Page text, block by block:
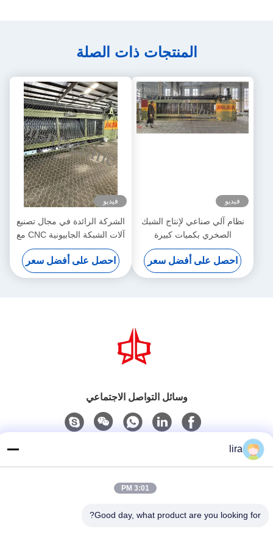
المنتجات ذات الصلة
فيديو
نظام آلي صناعي لإنتاج الشبك
الصخري بكميات كبيرة
احصل على أفضل سعر
فيديو
الشركة الرائدة في مجال تصنيع
آلات الشبكة الجابيونية CNC مع
30 عاما من الخبرة
احصل على أفضل سعر
وسائل التواصل الاجتماعي
بريد إلكتروني
lira
3:01 PM
Good day, what product are you looking for?